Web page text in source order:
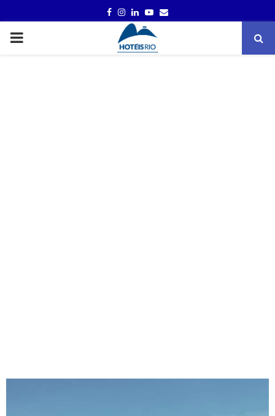
FACEBOOK
INSTAGRAM
LINKEDINYOUTUBE
EMAIL
PRIMARY